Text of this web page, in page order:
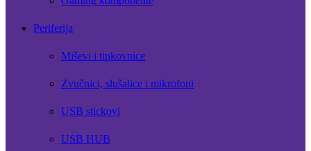
Periferija
Miševi i tipkovnice
Zvučnici, slušalice i mikrofoni
USB stickovi
USB HUB